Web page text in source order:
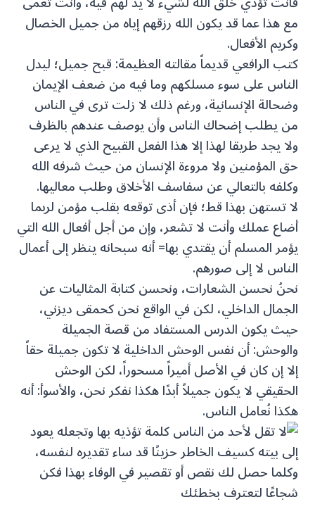
مع هذا عما قد يكون الله رزقهم إياه من جميل الخصال
وكريم الأفعال.
كتب الرافعي قديماً مقالته العظيمة: قبح جميل؛ ليدل
الناس على سوء مسلكهم وما فيه من ضعف الإيمان
وضحالة الإنسانية، ورغم ذلك لا زلت ترى في الناس
من يطلب إضحاك الناس وأن يوصف عندهم بالظرف
ولا يجد طريقا لهذا إلا هذا الفعل القبيح الذي لا يرعى
حق المؤمنين ولا مروءة الإنسان من حيث شرفه الله
وكلفه بالتعالي عن سفاسف الأخلاق وطلب معاليها.
لا تستهن بهذا قط؛ فإن أذى توقعه بقلب مؤمن لربما
أضاع عملك وأنت لا تشعر، وإن من أجل أفعال الله التي
يؤمر المسلم أن يقتدي بها= أنه سبحانه ينظر إلى أعمال
الناس لا إلى صورهم.
نحنُ نحسن الشعارات، ونحسن كتابة المثاليات عن
الجمال الداخلي، لكن في الواقع نحن كحمقى ديزني،
حيث يكون الدرس المستفاد من قصة الجميلة
والوحش: أن نفس الوحش الداخلية لا تكون جميلة حقاً
إلا إن كان في الأصل أميراً مسحوراً، لكن الوحش
الحقيقي لا يكون جميلاً أبدًا هكذا نفكر نحن، والأسوأ: أنه
هكذا نُعامل الناس.